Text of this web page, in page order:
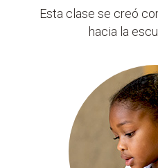
Esta clase se creó
hacia la